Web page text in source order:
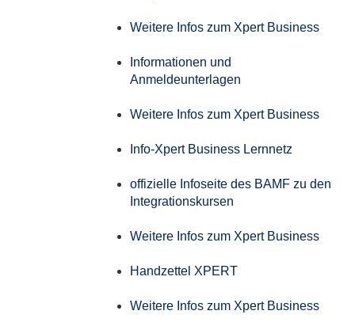
Weitere Infos zum Xpert Business
Informationen und
Anmeldeunterlagen
Weitere Infos zum Xpert Business
Info-Xpert Business Lernnetz
offizielle Infoseite des BAMF zu den
Integrationskursen
Weitere Infos zum Xpert Business
Handzettel XPERT
Weitere Infos zum Xpert Business